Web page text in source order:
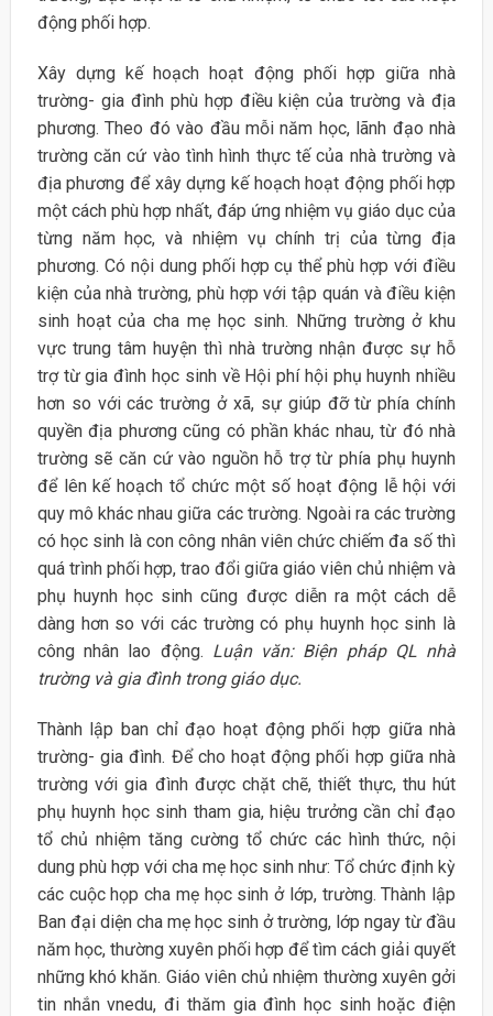
động phối hợp.
Xây dựng kế hoạch hoạt động phối hợp giữa nhà
trường- gia đình phù hợp điều kiện của trường và địa
phương. Theo đó vào đầu mỗi năm học, lãnh đạo nhà
trường căn cứ vào tình hình thực tế của nhà trường và
địa phương để xây dựng kế hoạch hoạt động phối hợp
một cách phù hợp nhất, đáp ứng nhiệm vụ giáo dục của
từng năm học, và nhiệm vụ chính trị của từng địa
phương. Có nội dung phối hợp cụ thể phù hợp với điều
kiện của nhà trường, phù hợp với tập quán và điều kiện
sinh hoạt của cha mẹ học sinh. Những trường ở khu
vực trung tâm huyện thì nhà trường nhận được sự hỗ
trợ từ gia đình học sinh về Hội phí hội phụ huynh nhiều
hơn so với các trường ở xã, sự giúp đỡ từ phía chính
quyền địa phương cũng có phần khác nhau, từ đó nhà
trường sẽ căn cứ vào nguồn hỗ trợ từ phía phụ huynh
để lên kế hoạch tổ chức một số hoạt động lễ hội với
quy mô khác nhau giữa các trường. Ngoài ra các trường
có học sinh là con công nhân viên chức chiếm đa số thì
quá trình phối hợp, trao đổi giữa giáo viên chủ nhiệm và
phụ huynh học sinh cũng được diễn ra một cách dễ
dàng hơn so với các trường có phụ huynh học sinh là
công nhân lao động. Luận văn: Biện pháp QL nhà
trường và gia đình trong giáo dục.
Thành lập ban chỉ đạo hoạt động phối hợp giữa nhà
trường- gia đình. Để cho hoạt động phối hợp giữa nhà
trường với gia đình được chặt chẽ, thiết thực, thu hút
phụ huynh học sinh tham gia, hiệu trưởng cần chỉ đạo
tổ chủ nhiệm tăng cường tổ chức các hình thức, nội
dung phù hợp với cha mẹ học sinh như: Tổ chức định kỳ
các cuộc họp cha mẹ học sinh ở lớp, trường. Thành lập
Ban đại diện cha mẹ học sinh ở trường, lớp ngay từ đầu
năm học, thường xuyên phối hợp để tìm cách giải quyết
những khó khăn. Giáo viên chủ nhiệm thường xuyên gởi
tin nhắn vnedu, đi thăm gia đình học sinh hoặc điện